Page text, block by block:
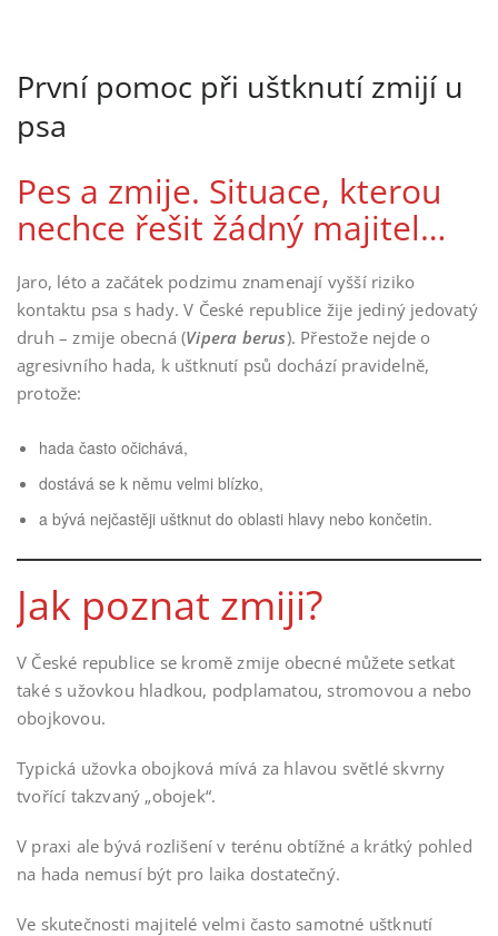
První pomoc při uštknutí zmijí u
psa
Pes a zmije. Situace, kterou
nechce řešit žádný majitel…
Jaro, léto a začátek podzimu znamenají vyšší riziko
kontaktu psa s hady. V České republice žije jediný jedovatý
druh – zmije obecná (Vipera berus). Přestože nejde o
agresivního hada, k uštknutí psů dochází pravidelně,
protože:
hada často očichává,
dostává se k němu velmi blízko,
a bývá nejčastěji uštknut do oblasti hlavy nebo končetin.
Jak poznat zmiji?
V České republice se kromě zmije obecné můžete setkat
také s užovkou hladkou, podplamatou, stromovou a nebo
obojkovou.
Typická užovka obojková mívá za hlavou světlé skvrny
tvořící takzvaný „obojek“.
V praxi ale bývá rozlišení v terénu obtížné a krátký pohled
na hada nemusí být pro laika dostatečný.
Ve skutečnosti majitelé velmi často samotné uštknutí